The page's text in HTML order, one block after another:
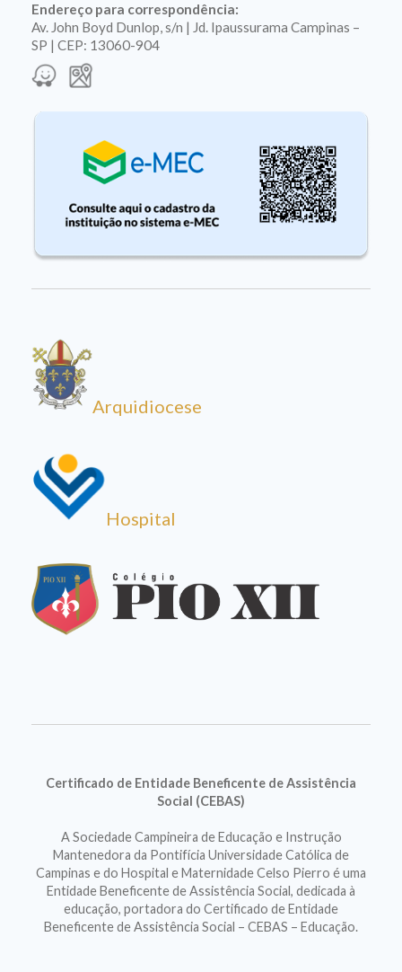
Endereço para correspondência:
Av. John Boyd Dunlop, s/n | Jd. Ipaussurama Campinas –
SP | CEP: 13060-904
Arquidiocese
Hospital
Certificado de Entidade Beneficente de Assistência
Social (CEBAS)
A Sociedade Campineira de Educação e Instrução
Mantenedora da Pontifícia Universidade Católica de
Campinas e do Hospital e Maternidade Celso Pierro é uma
Entidade Beneficente de Assistência Social, dedicada à
educação, portadora do Certificado de Entidade
Beneficente de Assistência Social – CEBAS – Educação.